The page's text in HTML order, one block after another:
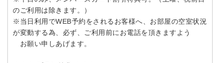
のご利用は除きます。）
※当日利用でWEB予約をされるお客様へ、お部屋の空室状況
が変動する為、必ず、ご利用前にお電話を頂きますよう
お願い申しあげます。